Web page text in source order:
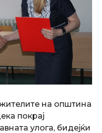
на општина
покрај
улога, бидејќи